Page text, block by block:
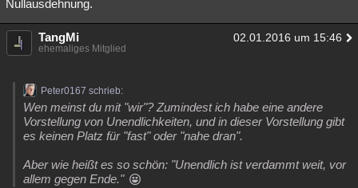
Nullausdehnung.
TangMi 02.01.2016 um 15:46
ehemaliges Mitglied
Peter0167 schrieb:
Wen meinst du mit "wir"? Zumindest ich habe eine andere
Vorstellung von Unendlichkeiten, und in dieser Vorstellung gibt
es keinen Platz für "fast" oder "nahe dran".
Aber wie heißt es so schön: "Unendlich ist verdammt weit, vor
allem gegen Ende."